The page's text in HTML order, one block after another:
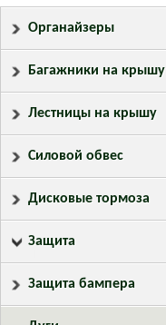
Органайзеры
Багажники на крышу
Лестницы на крышу
Силовой обвес
Дисковые тормоза
Защита
Защита бампера